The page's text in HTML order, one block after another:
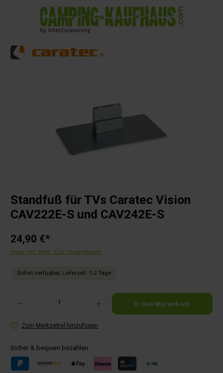
springen
Standfuß für TVs Caratec Vision
CAV222E-S und CAV242E-S
24,90 €*
Preise inkl. MwSt. zzgl. Versandkosten
Sofort verfügbar, Lieferzeit: 1-2 Tage
Produkt Anzahl: Gib den gewünschten Wert ein oder benutze die Schaltflächen um die
In den Warenkorb
Zum Merkzettel hinzufügen
Sicher & bequem bezahlen